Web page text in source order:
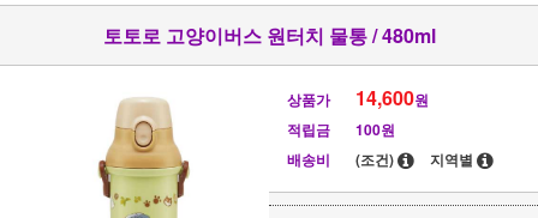
토토로 고양이버스 원터치 물통 / 480ml
상품가 14,600원
적립금
100원
배송비
(조건) 지역별